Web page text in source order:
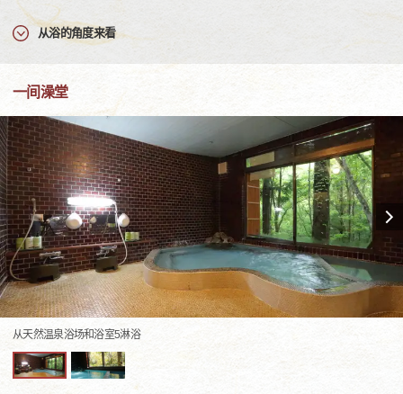
从浴的角度来看
一间澡堂
从天然温泉浴场和浴室5淋浴